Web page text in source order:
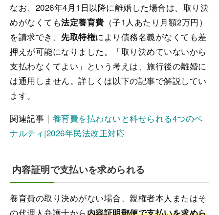
なお、2026年4月1日以降に離婚した場合は、取り決
めがなくても法定養育費 （子1人あたり月額2万円）
を請求でき、 先取特権により債務名義がなくても差
押えが可能になりました。「取り決めていないから
支払わなくてよい」という考えは、施行後の離婚に
は通用しません。詳しくは以下の記事で解説してい
ます。
関連記事｜ 養育費を払わないと科せられる4つのペ
ナルティ|2026年民法改正対応
内容証明で支払いを求められる
養育費の取り決めがない場合、親権者本人またはそ
の代理人弁護士から内容証明郵便で支払いを求めら